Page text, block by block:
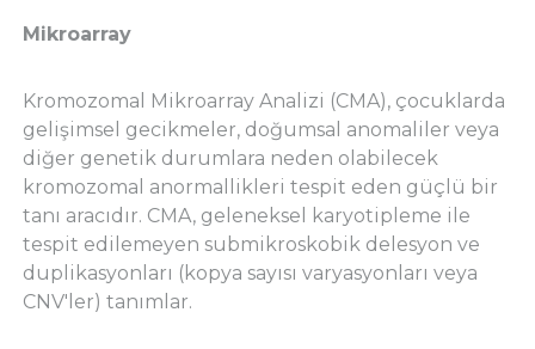
Mikroarray
Kromozomal Mikroarray Analizi (CMA), çocuklarda
gelişimsel gecikmeler, doğumsal anomaliler veya
diğer genetik durumlara neden olabilecek
kromozomal anormallikleri tespit eden güçlü bir
tanı aracıdır. CMA, geleneksel karyotipleme ile
tespit edilemeyen submikroskobik delesyon ve
duplikasyonları (kopya sayısı varyasyonları veya
CNV'ler) tanımlar.